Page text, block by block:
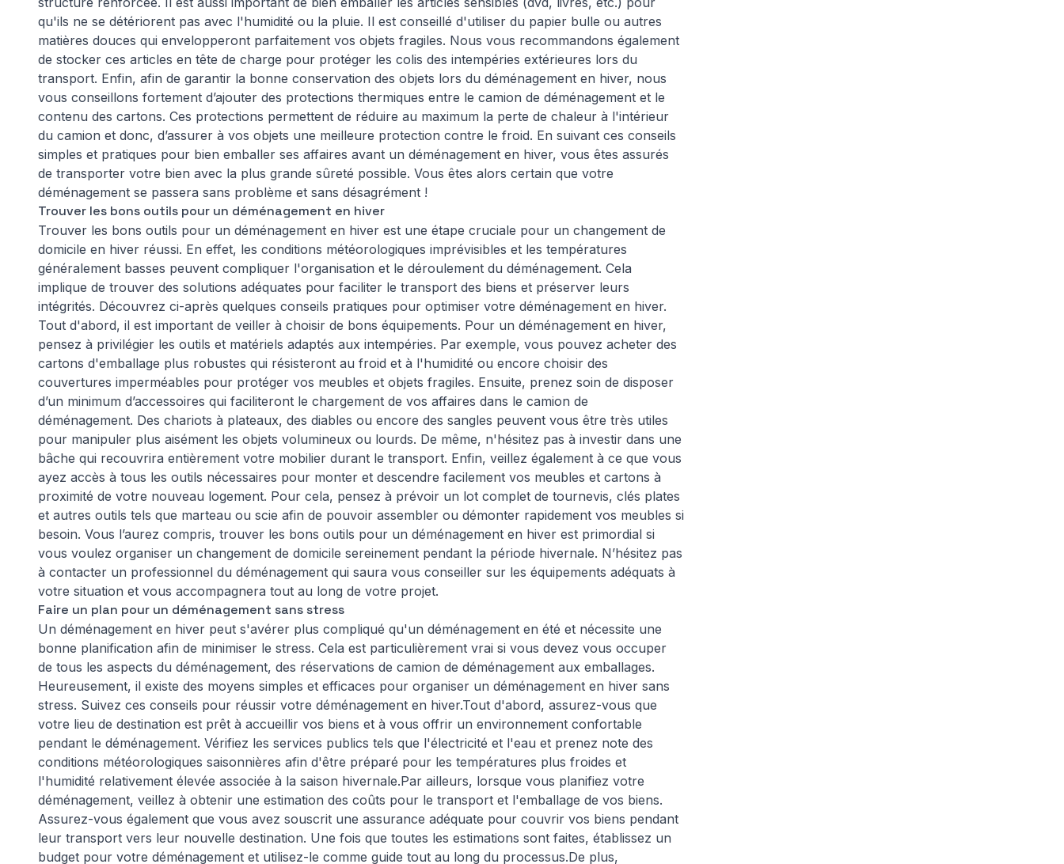
qu'ils ne se détériorent pas avec l'humidité ou la pluie. Il est conseillé d'utiliser du papier bulle ou autres
matières douces qui envelopperont parfaitement vos objets fragiles. Nous vous recommandons également
de stocker ces articles en tête de charge pour protéger les colis des intempéries extérieures lors du
transport. Enfin, afin de garantir la bonne conservation des objets lors du déménagement en hiver, nous
vous conseillons fortement d’ajouter des protections thermiques entre le camion de déménagement et le
contenu des cartons. Ces protections permettent de réduire au maximum la perte de chaleur à l'intérieur
du camion et donc, d’assurer à vos objets une meilleure protection contre le froid. En suivant ces conseils
simples et pratiques pour bien emballer ses affaires avant un déménagement en hiver, vous êtes assurés
de transporter votre bien avec la plus grande sûreté possible. Vous êtes alors certain que votre
déménagement se passera sans problème et sans désagrément !
Trouver les bons outils pour un déménagement en hiver
Trouver les bons outils pour un déménagement en hiver est une étape cruciale pour un changement de
domicile en hiver réussi. En effet, les conditions météorologiques imprévisibles et les températures
généralement basses peuvent compliquer l'organisation et le déroulement du déménagement. Cela
implique de trouver des solutions adéquates pour faciliter le transport des biens et préserver leurs
intégrités. Découvrez ci-après quelques conseils pratiques pour optimiser votre déménagement en hiver.
Tout d'abord, il est important de veiller à choisir de bons équipements. Pour un déménagement en hiver,
pensez à privilégier les outils et matériels adaptés aux intempéries. Par exemple, vous pouvez acheter des
cartons d'emballage plus robustes qui résisteront au froid et à l'humidité ou encore choisir des
couvertures imperméables pour protéger vos meubles et objets fragiles. Ensuite, prenez soin de disposer
d’un minimum d’accessoires qui faciliteront le chargement de vos affaires dans le camion de
déménagement. Des chariots à plateaux, des diables ou encore des sangles peuvent vous être très utiles
pour manipuler plus aisément les objets volumineux ou lourds. De même, n'hésitez pas à investir dans une
bâche qui recouvrira entièrement votre mobilier durant le transport. Enfin, veillez également à ce que vous
ayez accès à tous les outils nécessaires pour monter et descendre facilement vos meubles et cartons à
proximité de votre nouveau logement. Pour cela, pensez à prévoir un lot complet de tournevis, clés plates
et autres outils tels que marteau ou scie afin de pouvoir assembler ou démonter rapidement vos meubles si
besoin. Vous l’aurez compris, trouver les bons outils pour un déménagement en hiver est primordial si
vous voulez organiser un changement de domicile sereinement pendant la période hivernale. N’hésitez pas
à contacter un professionnel du déménagement qui saura vous conseiller sur les équipements adéquats à
votre situation et vous accompagnera tout au long de votre projet.
Faire un plan pour un déménagement sans stress
Un déménagement en hiver peut s'avérer plus compliqué qu'un déménagement en été et nécessite une
bonne planification afin de minimiser le stress. Cela est particulièrement vrai si vous devez vous occuper
de tous les aspects du déménagement, des réservations de camion de déménagement aux emballages.
Heureusement, il existe des moyens simples et efficaces pour organiser un déménagement en hiver sans
stress. Suivez ces conseils pour réussir votre déménagement en hiver.Tout d'abord, assurez-vous que
votre lieu de destination est prêt à accueillir vos biens et à vous offrir un environnement confortable
pendant le déménagement. Vérifiez les services publics tels que l'électricité et l'eau et prenez note des
conditions météorologiques saisonnières afin d'être préparé pour les températures plus froides et
l'humidité relativement élevée associée à la saison hivernale.Par ailleurs, lorsque vous planifiez votre
déménagement, veillez à obtenir une estimation des coûts pour le transport et l'emballage de vos biens.
Assurez-vous également que vous avez souscrit une assurance adéquate pour couvrir vos biens pendant
leur transport vers leur nouvelle destination. Une fois que toutes les estimations sont faites, établissez un
budget pour votre déménagement et utilisez-le comme guide tout au long du processus.De plus,